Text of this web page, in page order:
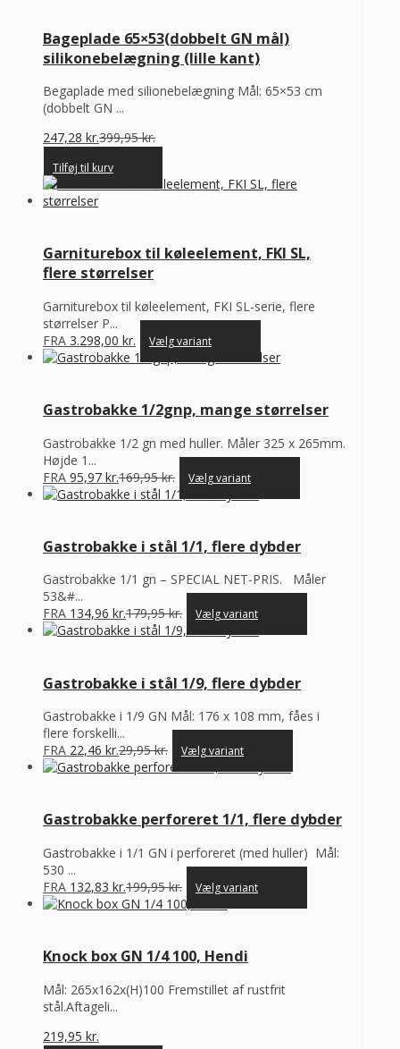
Bageplade 65×53(dobbelt GN mål)
silikonebelægning (lille kant)
Begaplade med silionebelægning Mål: 65×53 cm
(dobbelt GN ...
247,28 kr.399,95kr.
Tilføj til kurv
Garniturebox til køleelement, FKI SL,
flere størrelser
Garniturebox til køleelement, FKI SL-serie, flere
størrelser P...
FRA 3.298,00 kr. Vælg variant
Gastrobakke 1/2gnp, mange størrelser
Gastrobakke 1/2 gn med huller. Måler 325 x 265mm.
Højde 1...
FRA 95,97 kr.169,95kr. Vælg variant
Gastrobakke i stål 1/1, flere dybder
Gastrobakke 1/1 gn – SPECIAL NET-PRIS. Måler
53&#...
FRA 134,96 kr.179,95kr. Vælg variant
Gastrobakke i stål 1/9, flere dybder
Gastrobakke i 1/9 GN Mål: 176 x 108 mm, fåes i
flere forskelli...
FRA 22,46 kr.29,95kr. Vælg variant
Gastrobakke perforeret 1/1, flere dybder
Gastrobakke i 1/1 GN i perforeret (med huller) Mål:
530 ...
FRA 132,83 kr.199,95kr. Vælg variant
Knock box GN 1/4 100, Hendi
Mål: 265x162x(H)100 Fremstillet af rustfrit
stål.Aftageli...
219,95 kr.